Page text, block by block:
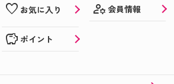
ったり！オリジナルのお酒やお菓
ジナルのお菓子で楽しもう♪
favorite お気に入り manage_accounts 会員情報
savings ポイント